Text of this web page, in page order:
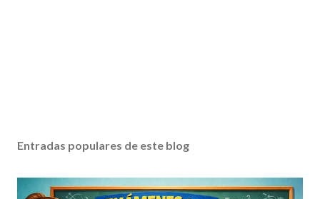
Entradas populares de este blog